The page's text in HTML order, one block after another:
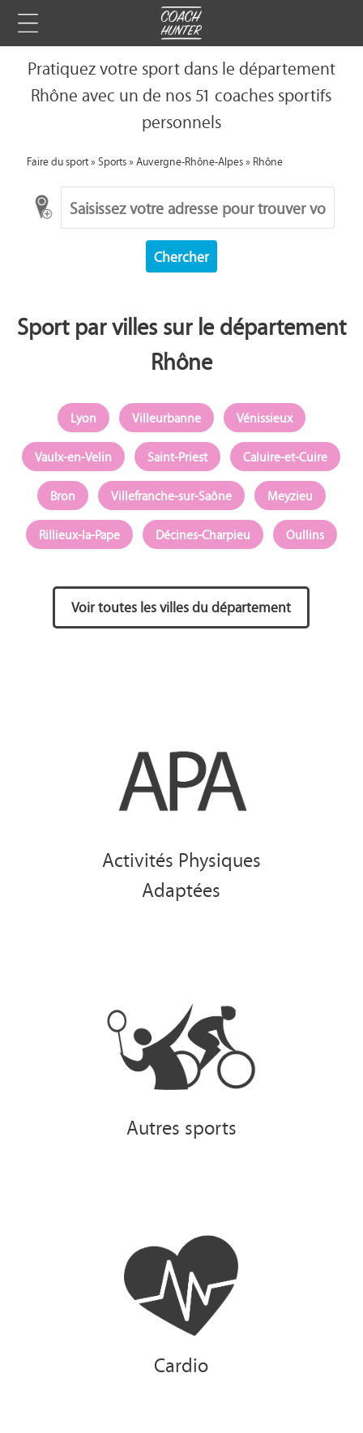
Pratiquez votre sport dans le département
Rhône avec un de nos 51 coaches sportifs
personnels
Faire du sport»Sports»Auvergne-Rhône-Alpes»Rhône
Chercher
Sport par villes sur le département
Rhône
Lyon Villeurbanne
Vénissieux
Vaulx-en-Velin
Saint-Priest
Caluire-et-Cuire
Bron
Villefranche-sur-Saône
Meyzieu
Rillieux-la-Pape
Décines-Charpieu Oullins
Voir toutes les villes du département
Activités Physiques
Adaptées
Autres sports
Cardio